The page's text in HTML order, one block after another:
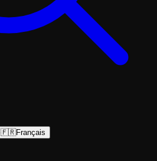
🇫🇷Français